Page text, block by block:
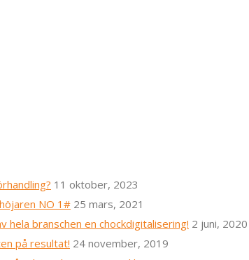
11 oktober, 2023
NO 1# 25 mars, 2021
hela branschen en chockdigitalisering! 2 juni, 2020
på resultat! 24 november, 2019